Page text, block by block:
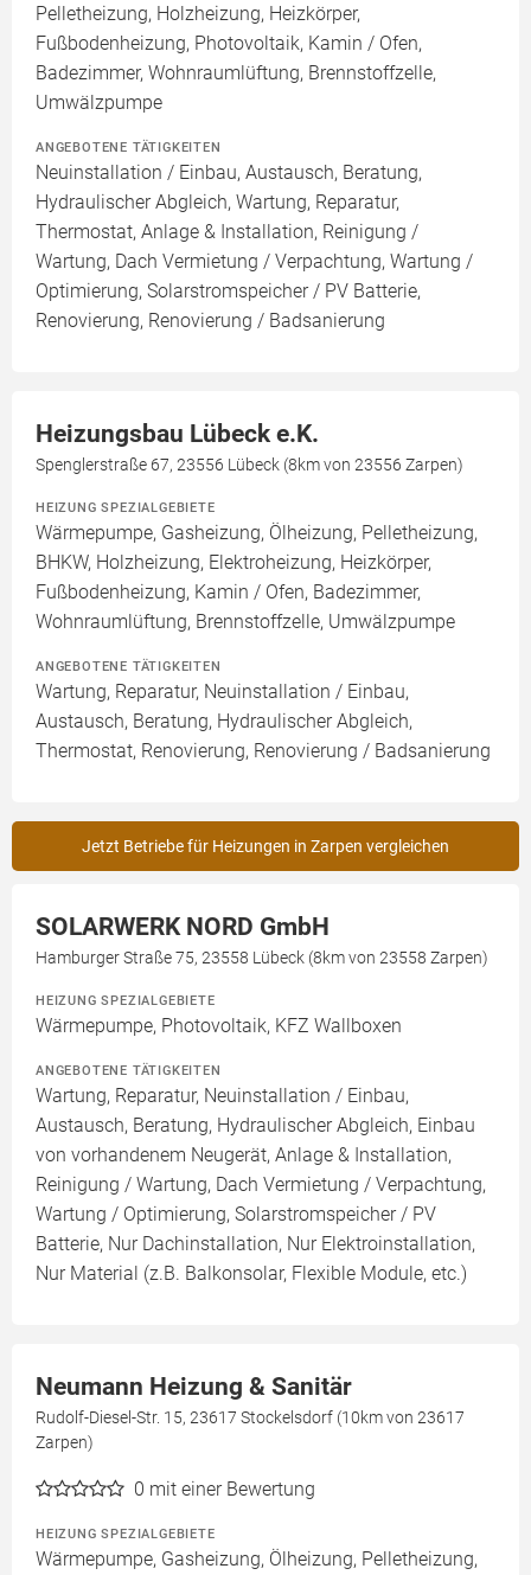
Pelletheizung, Holzheizung, Heizkörper,
Fußbodenheizung, Photovoltaik, Kamin / Ofen,
Badezimmer, Wohnraumlüftung, Brennstoffzelle,
Umwälzpumpe
ANGEBOTENE TÄTIGKEITEN
Neuinstallation / Einbau, Austausch, Beratung,
Hydraulischer Abgleich, Wartung, Reparatur,
Thermostat, Anlage & Installation, Reinigung /
Wartung, Dach Vermietung / Verpachtung, Wartung /
Optimierung, Solarstromspeicher / PV Batterie,
Renovierung, Renovierung / Badsanierung
Heizungsbau Lübeck e.K.
Spenglerstraße 67, 23556 Lübeck (8km von 23556 Zarpen)
HEIZUNG SPEZIALGEBIETE
Wärmepumpe, Gasheizung, Ölheizung, Pelletheizung,
BHKW, Holzheizung, Elektroheizung, Heizkörper,
Fußbodenheizung, Kamin / Ofen, Badezimmer,
Wohnraumlüftung, Brennstoffzelle, Umwälzpumpe
ANGEBOTENE TÄTIGKEITEN
Wartung, Reparatur, Neuinstallation / Einbau,
Austausch, Beratung, Hydraulischer Abgleich,
Thermostat, Renovierung, Renovierung / Badsanierung
Jetzt Betriebe für Heizungen in Zarpen vergleichen
SOLARWERK NORD GmbH
Hamburger Straße 75, 23558 Lübeck (8km von 23558 Zarpen)
HEIZUNG SPEZIALGEBIETE
Wärmepumpe, Photovoltaik, KFZ Wallboxen
ANGEBOTENE TÄTIGKEITEN
Wartung, Reparatur, Neuinstallation / Einbau,
Austausch, Beratung, Hydraulischer Abgleich, Einbau
von vorhandenem Neugerät, Anlage & Installation,
Reinigung / Wartung, Dach Vermietung / Verpachtung,
Wartung / Optimierung, Solarstromspeicher / PV
Batterie, Nur Dachinstallation, Nur Elektroinstallation,
Nur Material (z.B. Balkonsolar, Flexible Module, etc.)
Neumann Heizung & Sanitär
Rudolf-Diesel-Str. 15, 23617 Stockelsdorf (10km von 23617
Zarpen)
0 mit einer Bewertung
HEIZUNG SPEZIALGEBIETE
Wärmepumpe, Gasheizung, Ölheizung, Pelletheizung,